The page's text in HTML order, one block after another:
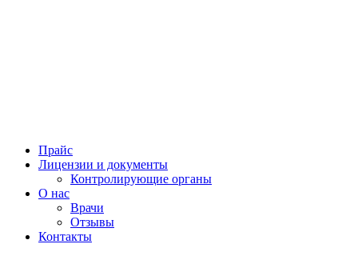
Прайс
Лицензии и документы
Контролирующие органы
О нас
Врачи
Отзывы
Контакты